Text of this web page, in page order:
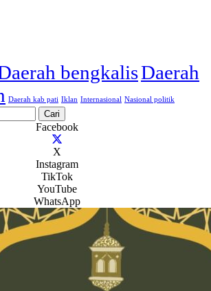
bengkalisDaerah
Daerah kab pati Iklan Internasional Nasional politik
Facebook
X
Instagram
TikTok
YouTube
WhatsApp